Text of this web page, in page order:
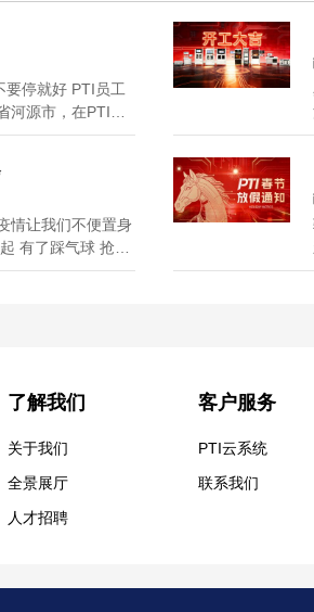
要停就好 PTI员工
河源市，在PTI主
试和清洁等工作。
员工，大家都喜
老级的人物...
情让我们不便置身
有了踩气球 抢凳
动性极强的游戏
了解我们
关于我们
全景展厅
人才招聘
客户服务
PTI云系统
联系我们